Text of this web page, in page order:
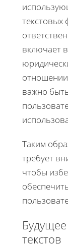
текстовых
включает
важно
Таким
требует
чтобы
текстов